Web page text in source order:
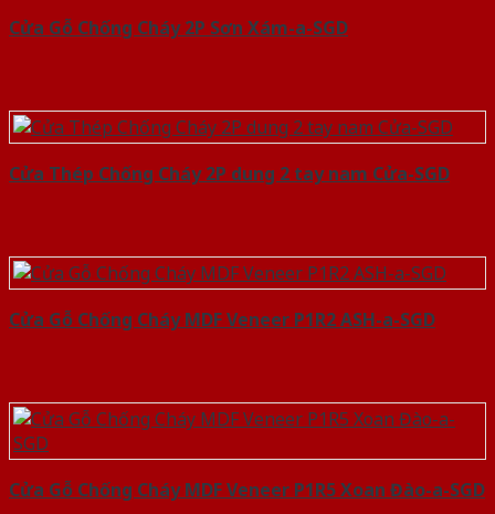
Cửa Gỗ Chống Cháy 2P Sơn Xám-a-SGD
Cửa Thép Chống Cháy 2P dung 2 tay nam Cửa-SGD
Cửa Gỗ Chống Cháy MDF Veneer P1R2 ASH-a-SGD
Cửa Gỗ Chống Cháy MDF Veneer P1R5 Xoan Đào-a-SGD